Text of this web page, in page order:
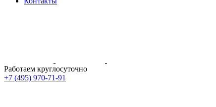
Работаем круглосуточно
+7 (495) 970-71-91